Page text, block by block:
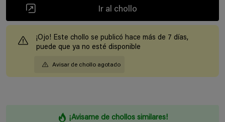
Ir al chollo
¡Ojo! Este chollo se publicó hace más de 7 días,
puede que ya no esté disponible
Avisar de chollo agotado
¡Avisame de chollos similares!